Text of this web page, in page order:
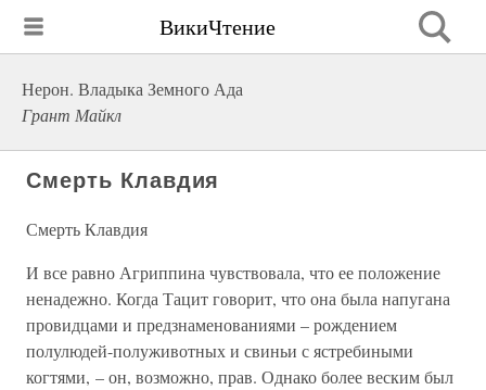
ВикиЧтение
Нерон. Владыка Земного Ада
Грант Майкл
Смерть Клавдия
Смерть Клавдия
И все равно Агриппина чувствовала, что ее положение
ненадежно. Когда Тацит говорит, что она была напугана
провидцами и предзнаменованиями – рождением
полулюдей-полуживотных и свиньи с ястребиными
когтями, – он, возможно, прав. Однако более веским был